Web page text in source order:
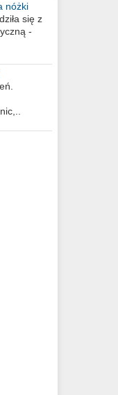
nóżki
się z
-